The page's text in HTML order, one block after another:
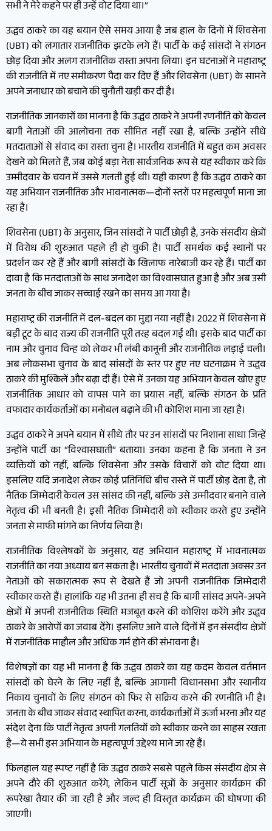
सभी ने मेरे कहने पर ही उन्हें वोट दिया था।”
उद्धव ठाकरे का यह बयान ऐसे समय आया है जब हाल के दिनों में शिवसेना
(UBT) को लगातार राजनीतिक झटके लगे हैं। पार्टी के कई सांसदों ने संगठन
छोड़ दिया और अलग राजनीतिक रास्ता अपना लिया। इन घटनाओं ने महाराष्ट्र
की राजनीति में नए समीकरण पैदा कर दिए हैं और शिवसेना (UBT) के सामने
अपने जनाधार को बचाने की चुनौती खड़ी कर दी है।
राजनीतिक जानकारों का मानना है कि उद्धव ठाकरे ने अपनी रणनीति को केवल
बागी नेताओं की आलोचना तक सीमित नहीं रखा है, बल्कि उन्होंने सीधे
मतदाताओं से संवाद का रास्ता चुना है। भारतीय राजनीति में बहुत कम अवसर
देखने को मिलते हैं, जब कोई बड़ा नेता सार्वजनिक रूप से यह स्वीकार करे कि
उम्मीदवार के चयन में उससे गलती हुई थी। यही कारण है कि उद्धव ठाकरे का
यह अभियान राजनीतिक और भावनात्मक—दोनों स्तरों पर महत्वपूर्ण माना जा
रहा है।
शिवसेना (UBT) के अनुसार, जिन सांसदों ने पार्टी छोड़ी है, उनके संसदीय क्षेत्रों
में विरोध की शुरुआत पहले ही हो चुकी है। पार्टी समर्थक कई स्थानों पर
प्रदर्शन कर रहे हैं और बागी सांसदों के खिलाफ नारेबाजी कर रहे हैं। पार्टी का
दावा है कि मतदाताओं के साथ जनादेश का विश्वासघात हुआ है और अब उसी
जनता के बीच जाकर सच्चाई रखने का समय आ गया है।
महाराष्ट्र की राजनीति में दल-बदल का मुद्दा नया नहीं है। 2022 में शिवसेना में
बड़ी टूट के बाद राज्य की राजनीति पूरी तरह बदल गई थी। इसके बाद पार्टी का
नाम और चुनाव चिन्ह को लेकर भी लंबी कानूनी और राजनीतिक लड़ाई चली।
अब लोकसभा चुनाव के बाद सांसदों के स्तर पर हुए नए घटनाक्रम ने उद्धव
ठाकरे की मुश्किलें और बढ़ा दी हैं। ऐसे में उनका यह अभियान केवल खोए हुए
राजनीतिक आधार को वापस पाने का प्रयास नहीं, बल्कि संगठन के प्रति
वफादार कार्यकर्ताओं का मनोबल बढ़ाने की भी कोशिश माना जा रहा है।
उद्धव ठाकरे ने अपने बयान में सीधे तौर पर उन सांसदों पर निशाना साधा जिन्हें
उन्होंने पार्टी का “विश्वासघाती” बताया। उनका कहना है कि जनता ने उन
व्यक्तियों को नहीं, बल्कि शिवसेना और उसके विचारों को वोट दिया था।
इसलिए यदि जनादेश लेकर कोई प्रतिनिधि बीच रास्ते में पार्टी छोड़ देता है, तो
नैतिक जिम्मेदारी केवल उस सांसद की नहीं, बल्कि उसे उम्मीदवार बनाने वाले
नेतृत्व की भी बनती है। इसी नैतिक जिम्मेदारी को स्वीकार करते हुए उन्होंने
जनता से माफी मांगने का निर्णय लिया है।
राजनीतिक विश्लेषकों के अनुसार, यह अभियान महाराष्ट्र में भावनात्मक
राजनीति का नया अध्याय बन सकता है। भारतीय चुनावों में मतदाता अक्सर उन
नेताओं को सकारात्मक रूप से देखते हैं जो अपनी राजनीतिक जिम्मेदारी
स्वीकार करते हैं। हालांकि यह भी उतना ही सच है कि बागी सांसद अपने-अपने
क्षेत्रों में अपनी राजनीतिक स्थिति मजबूत करने की कोशिश करेंगे और उद्धव
ठाकरे के आरोपों का जवाब देंगे। इसलिए आने वाले दिनों में इन संसदीय क्षेत्रों
में राजनीतिक माहौल और अधिक गर्म होने की संभावना है।
विशेषज्ञों का यह भी मानना है कि उद्धव ठाकरे का यह कदम केवल वर्तमान
सांसदों को घेरने के लिए नहीं है, बल्कि आगामी विधानसभा और स्थानीय
निकाय चुनावों के लिए संगठन को फिर से सक्रिय करने की रणनीति भी है।
जनता के बीच जाकर संवाद स्थापित करना, कार्यकर्ताओं में ऊर्जा भरना और यह
संदेश देना कि पार्टी नेतृत्व अपनी गलतियों को स्वीकार करने का साहस रखता
है—ये सभी इस अभियान के महत्वपूर्ण उद्देश्य माने जा रहे हैं।
फिलहाल यह स्पष्ट नहीं है कि उद्धव ठाकरे सबसे पहले किस संसदीय क्षेत्र से
अपने दौरे की शुरुआत करेंगे, लेकिन पार्टी सूत्रों के अनुसार कार्यक्रम की
रूपरेखा तैयार की जा रही है और जल्द ही विस्तृत कार्यक्रम की घोषणा की
जाएगी।